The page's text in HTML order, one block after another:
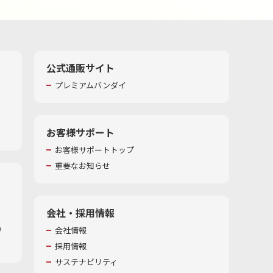
公式通販サイト
プレミアムバンダイ
お客様サポート
お客様サポートトップ
重要なお知らせ
会社・採用情報
会社情報
採用情報
サステナビリティ